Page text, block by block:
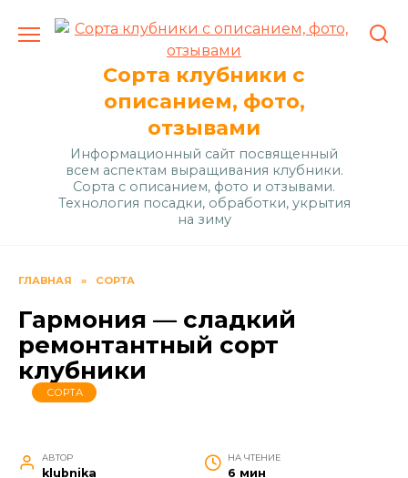
Сорта клубники с
описанием, фото,
отзывами
Информационный сайт посвященный
всем аспектам выращивания клубники.
Сорта с описанием, фото и отзывами.
Технология посадки, обработки, укрытия
на зиму
ГЛАВНАЯ » СОРТА
Гармония — сладкий
ремонтантный сорт
клубники
СОРТА
АВТОР
klubnika
НА ЧТЕНИЕ
6 мин